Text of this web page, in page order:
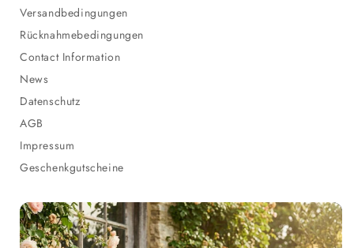
Versandbedingungen
Rücknahmebedingungen
Contact Information
News
Datenschutz
AGB
Impressum
Geschenkgutscheine